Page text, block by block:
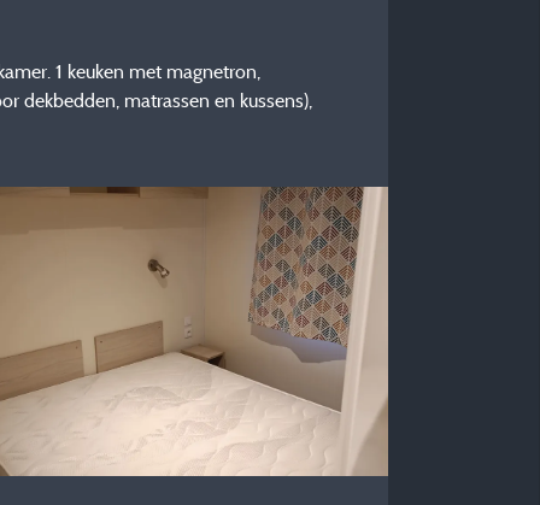
1 keuken met magnetron,
dekbedden, matrassen en kussens),